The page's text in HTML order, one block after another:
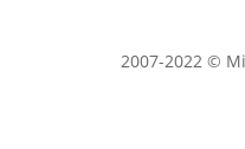
2007-2022 ©